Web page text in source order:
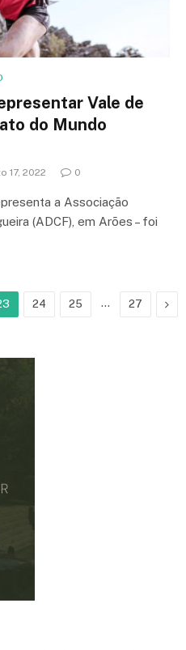
Vale de
do Mundo
17, 2022 0
a Associação
(ADCF), em Arões – foi
24 25 … 27